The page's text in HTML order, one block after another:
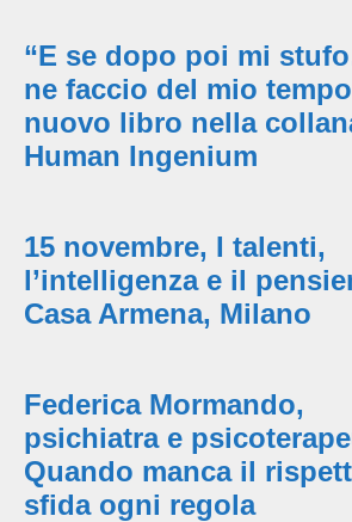
“E se dopo poi mi
ne faccio del mio
nuovo libro nella
Human Ingenium
15 novembre, I talenti,
l’intelligenza e il
Casa Armena, Milano
Federica Mormando,
psichiatra e
Quando manca il
sfida ogni regola